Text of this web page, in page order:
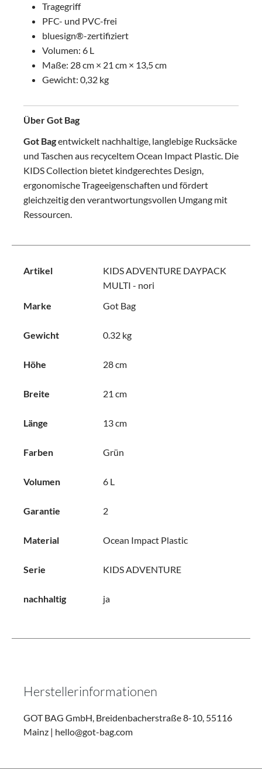
Tragegriff
PFC- und PVC-frei
bluesign®-zertifiziert
Volumen: 6 L
Maße: 28 cm × 21 cm × 13,5 cm
Gewicht: 0,32 kg
Über Got Bag
Got Bagentwickelt nachhaltige, langlebige Rucksäcke
und Taschen aus recyceltem Ocean Impact Plastic. Die
KIDS Collection bietet kindgerechtes Design,
ergonomische Trageeigenschaften und fördert
gleichzeitig den verantwortungsvollen Umgang mit
Ressourcen.
Artikel
KIDS ADVENTURE DAYPACK
MULTI - nori
Marke
Got Bag
Gewicht 0.32 kg
Höhe 28 cm
Breite 21 cm
Länge 13 cm
Farben Grün
Volumen 6 L
Garantie 2
Material Ocean Impact Plastic
Serie KIDS ADVENTURE
nachhaltig ja
Herstellerinformationen
GOT BAG GmbH, Breidenbacherstraße 8-10, 55116
Mainz | hello@got-bag.com